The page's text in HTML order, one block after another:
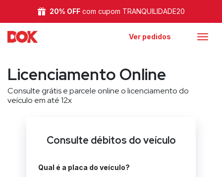
20% OFFcom cupom TRANQUILIDADE20
Ver pedidos
Licenciamento Online
Consulte grátis e parcele online o licenciamento do
veículo em até 12x
Consulte débitos do veículo
Qual é a placa do veículo?